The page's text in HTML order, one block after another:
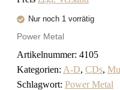
Nur noch 1 vorrätig
Power Metal
Artikelnummer: 4105
Kategorien: A-D, CDs,
Schlagwort: Power Metal